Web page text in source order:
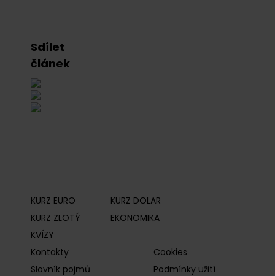
Sdílet
článek
KURZ EURO
KURZ DOLAR
KURZ ZLOTÝ
EKONOMIKA
KVÍZY
Kontakty
Cookies
Slovník pojmů
Podmínky užití